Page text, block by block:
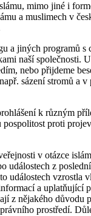
mimo jiné i
a muslimech v
a jiných programů s
naší společnosti.
nebo přijdeme
sázení stromů a v
k různým
proti
v otázce
událostech z
událostech vzrostla
a uplatňující
z nějakého důvodu
prostředí.